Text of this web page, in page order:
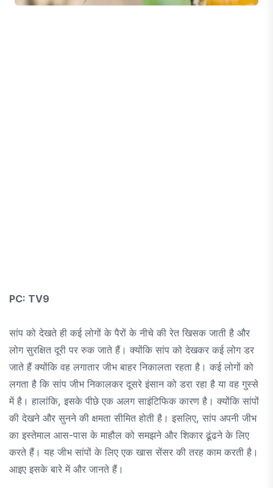
PC: TV9
सांप को देखते ही कई लोगों के पैरों के नीचे की रेत खिसक जाती है और
लोग सुरक्षित दूरी पर रुक जाते हैं। क्योंकि सांप को देखकर कई लोग डर
जाते हैं क्योंकि वह लगातार जीभ बाहर निकालता रहता है। कई लोगों को
लगता है कि सांप जीभ निकालकर दूसरे इंसान को डरा रहा है या वह गुस्से
में है। हालांकि, इसके पीछे एक अलग साइंटिफिक कारण है। क्योंकि सांपों
की देखने और सुनने की क्षमता सीमित होती है। इसलिए, सांप अपनी जीभ
का इस्तेमाल आस-पास के माहौल को समझने और शिकार ढूंढने के लिए
करते हैं। यह जीभ सांपों के लिए एक खास सेंसर की तरह काम करती है।
आइए इसके बारे में और जानते हैं।